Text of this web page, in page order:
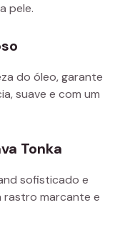
pele.
do óleo, garante
suave e com um
Tonka
sofisticado e
rastro marcante e